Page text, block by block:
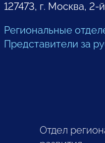
127473, г. Москва,
Региональные
Представители за
Отдел